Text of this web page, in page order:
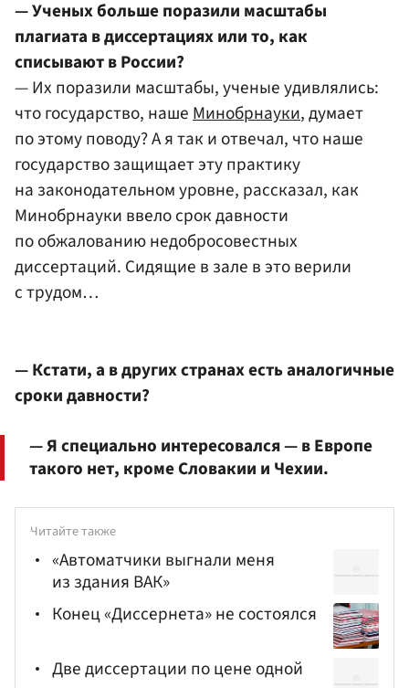
— Ученых больше поразили масштабы
плагиата в диссертациях или то, как
списывают в России?
— Их поразили масштабы, ученые удивлялись:
что государство, нашеМинобрнауки, думает
по этому поводу? А я так и отвечал, что наше
государство защищает эту практику
на законодательном уровне, рассказал, как
Минобрнауки ввело срок давности
по обжалованию недобросовестных
диссертаций. Сидящие в зале в это верили
с трудом…
— Кстати, а в других странах есть аналогичные
сроки давности?
— Я специально интересовался — в Европе
такого нет, кроме Словакии и Чехии.
Читайте также
«Автоматчики выгнали меня
из здания ВАК»
Конец «Диссернета» не состоялся
Две диссертации по цене одной